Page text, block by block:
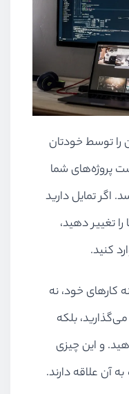
را توسط خودتان
پروژه‌های شما
اگر تمایل دارید
تغییر دهید،
کنید.
کارهای خود، نه
بلکه
و این چیزی
آن علاقه دارند.